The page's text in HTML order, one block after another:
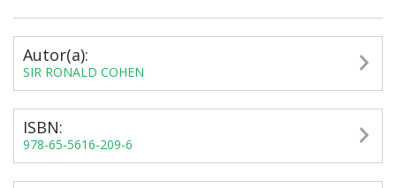
Autor(a):
SIR RONALD COHEN
ISBN:
978-65-5616-209-6